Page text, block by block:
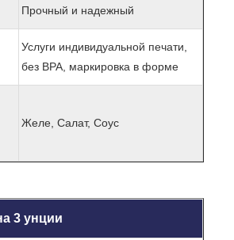
Прочный и надежный
Услуги индивидуальной печати,
без BPA, маркировка в форме
Желе, Салат, Соус
3 унции